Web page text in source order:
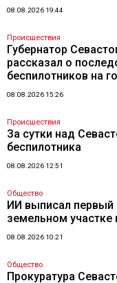
08.08.2026 19:44
Происшествия
Губернатор
рассказал о
беспилотников на
08.08.2026 15:26
Происшествия
За сутки над
беспилотника
08.08.2026 12:51
Общество
ИИ выписал первый
земельном
08.08.2026 10:21
Общество
Прокуратура